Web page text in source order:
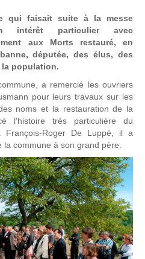
qui faisait suite à la messe
intérêt particulier avec
aux Morts restauré, en
députée, des élus, des
la population.
a remercié les ouvriers
pour leurs travaux sur les
noms et la restauration de la
l'histoire très particulière du
François-Roger De Luppé, il a
commune à son grand père.